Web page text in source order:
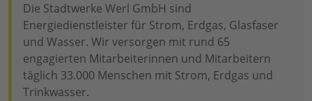
Die Stadtwerke Werl GmbH sind
Energiedienstleister für Strom, Erdgas, Glasfaser
und Wasser. Wir versorgen mit rund 65
engagierten Mitarbeiterinnen und Mitarbeitern
täglich 33.000 Menschen mit Strom, Erdgas und
Trinkwasser.